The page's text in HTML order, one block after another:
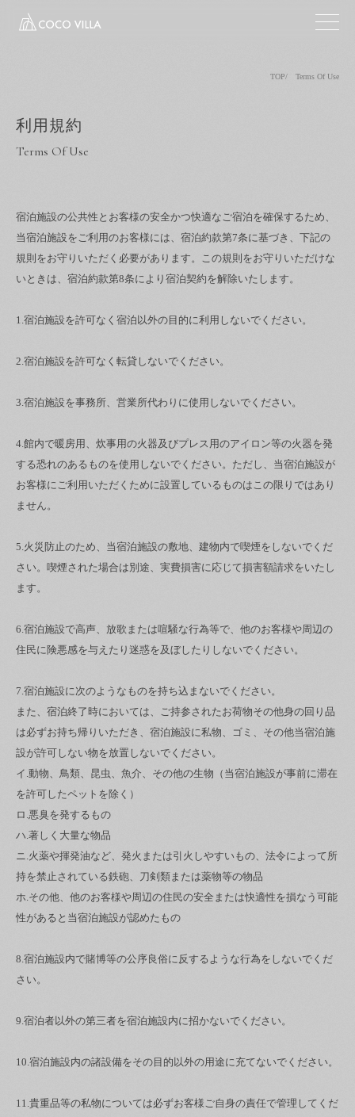
TOP Terms Of Use
利用規約
Terms Of Use
宿泊施設の公共性とお客様の安全かつ快適なご宿泊を確保するため、
当宿泊施設をご利用のお客様には、宿泊約款第7条に基づき、下記の
規則をお守りいただく必要があります。この規則をお守りいただけな
いときは、宿泊約款第8条により宿泊契約を解除いたします。
1.宿泊施設を許可なく宿泊以外の目的に利用しないでください。
2.宿泊施設を許可なく転貸しないでください。
3.宿泊施設を事務所、営業所代わりに使用しないでください。
4.館内で暖房用、炊事用の火器及びプレス用のアイロン等の火器を発
する恐れのあるものを使用しないでください。ただし、当宿泊施設が
お客様にご利用いただくために設置しているものはこの限りではあり
ません。
5.火災防止のため、当宿泊施設の敷地、建物内で喫煙をしないでくだ
さい。喫煙された場合は別途、実費損害に応じて損害額請求をいたし
ます。
6.宿泊施設で高声、放歌または喧騒な行為等で、他のお客様や周辺の
住民に険悪感を与えたり迷惑を及ぼしたりしないでください。
7.宿泊施設に次のようなものを持ち込まないでください。
また、宿泊終了時においては、ご持参されたお荷物その他身の回り品
は必ずお持ち帰りいただき、宿泊施設に私物、ゴミ、その他当宿泊施
設が許可しない物を放置しないでください。
イ.動物、鳥類、昆虫、魚介、その他の生物（当宿泊施設が事前に滞在
を許可したペットを除く）
ロ.悪臭を発するもの
ハ.著しく大量な物品
ニ.火薬や揮発油など、発火または引火しやすいもの、法令によって所
持を禁止されている鉄砲、刀剣類または薬物等の物品
ホ.その他、他のお客様や周辺の住民の安全または快適性を損なう可能
性があると当宿泊施設が認めたもの
8.宿泊施設内で賭博等の公序良俗に反するような行為をしないでくだ
さい。
9.宿泊者以外の第三者を宿泊施設内に招かないでください。
10.宿泊施設内の諸設備をその目的以外の用途に充てないでください。
11.貴重品等の私物については必ずお客様ご自身の責任で管理してくだ